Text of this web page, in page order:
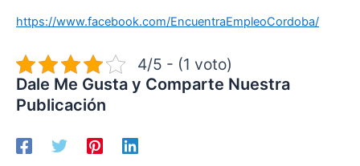
https://www.facebook.com/EncuentraEmpleoCordoba/
4/5 - (1 voto)
Dale Me Gusta y Comparte Nuestra
Publicación